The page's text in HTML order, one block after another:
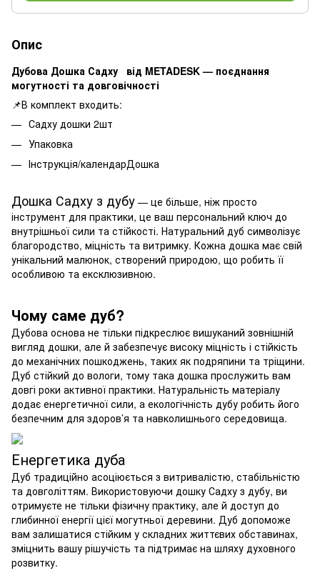
Опис
Дубова Дошка Садху від METADESK — поєднання
могутності та довговічності
📌В комплект входить:
Садху дошки 2шт
Упаковка
Інструкція/календарДошка
Дошка Садху з дубу — це більше, ніж просто
інструмент для практики, це ваш персональний ключ до
внутрішньої сили та стійкості. Натуральний дуб символізує
благородство, міцність та витримку. Кожна дошка має свій
унікальний малюнок, створений природою, що робить її
особливою та ексклюзивною.
Чому саме дуб?
Дубова основа не тільки підкреслює вишуканий зовнішній
вигляд дошки, але й забезпечує високу міцність і стійкість
до механічних пошкоджень, таких як подряпини та тріщини.
Дуб стійкий до вологи, тому така дошка прослужить вам
довгі роки активної практики. Натуральність матеріалу
додає енергетичної сили, а екологічність дубу робить його
безпечним для здоров’я та навколишнього середовища.
Енергетика дуба
Дуб традиційно асоціюється з витривалістю, стабільністю
та довголіттям. Використовуючи дошку Садху з дубу, ви
отримуєте не тільки фізичну практику, але й доступ до
глибинної енергії цієї могутньої деревини. Дуб допоможе
вам залишатися стійким у складних життєвих обставинах,
зміцнить вашу рішучість та підтримає на шляху духовного
розвитку.